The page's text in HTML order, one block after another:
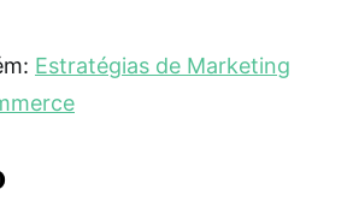
Estratégias de Marketing